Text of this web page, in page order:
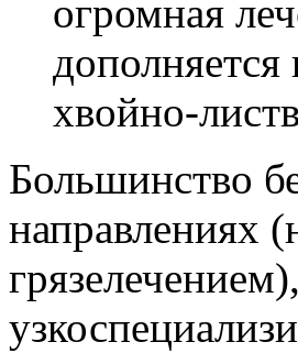
огромная
хвойно-
Большинство
направлениях